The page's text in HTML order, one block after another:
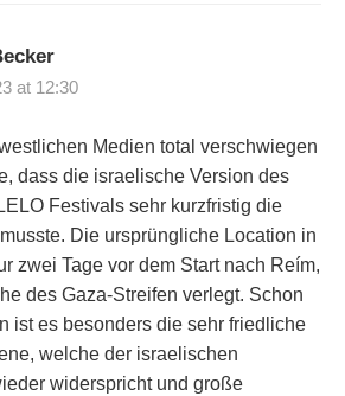
at 12:30
Medien total verschwiegen
dass die israelische Version des
Festivals sehr kurzfristig die
Die ursprüngliche Location in
zwei Tage vor dem Start nach Reím,
des Gaza-Streifen verlegt. Schon
ist es besonders die sehr friedliche
welche der israelischen
widerspricht und große